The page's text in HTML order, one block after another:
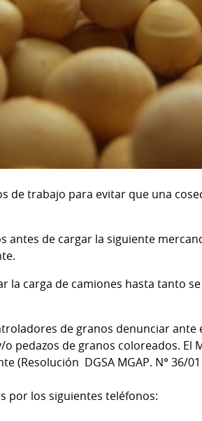
de trabajo para evitar que una
antes de cargar la siguiente
la carga de camiones hasta tanto
de granos denunciar ante
pedazos de granos coloreados. El
DGSA MGAP. N° 36/01
por los siguientes teléfonos: